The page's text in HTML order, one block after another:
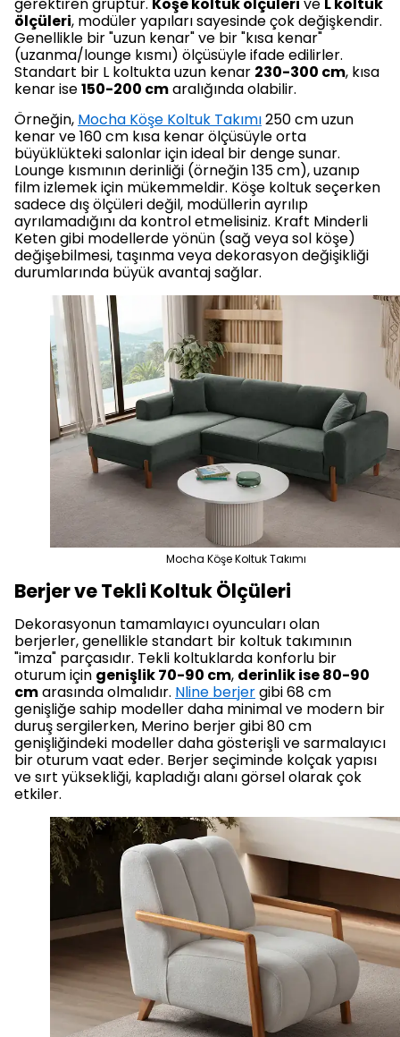
gerektiren gruptur. Köşe koltuk ölçüleri ve L koltuk
ölçüleri, modüler yapıları sayesinde çok değişkendir.
Genellikle bir "uzun kenar" ve bir "kısa kenar"
(uzanma/lounge kısmı) ölçüsüyle ifade edilirler.
Standart bir L koltukta uzun kenar 230-300 cm, kısa
kenar ise150-200 cmaralığında olabilir.
Örneğin, Mocha Köşe Koltuk Takımı250 cm uzun
kenar ve 160 cm kısa kenar ölçüsüyle orta
büyüklükteki salonlar için ideal bir denge sunar.
Lounge kısmının derinliği (örneğin 135 cm), uzanıp
film izlemek için mükemmeldir. Köşe koltuk seçerken
sadece dış ölçüleri değil, modüllerin ayrılıp
ayrılamadığını da kontrol etmelisiniz. Kraft Minderli
Keten gibi modellerde yönün (sağ veya sol köşe)
değişebilmesi, taşınma veya dekorasyon değişikliği
durumlarında büyük avantaj sağlar.
Mocha Köşe Koltuk Takımı
Berjer ve Tekli Koltuk Ölçüleri
Dekorasyonun tamamlayıcı oyuncuları olan
berjerler, genellikle standart bir koltuk takımının
"imza" parçasıdır. Tekli koltuklarda konforlu bir
oturum için genişlik 70-90 cm, derinlik ise 80-90
cmarasında olmalıdır. Nline berjergibi 68 cm
genişliğe sahip modeller daha minimal ve modern bir
duruş sergilerken, Merino berjer gibi 80 cm
genişliğindeki modeller daha gösterişli ve sarmalayıcı
bir oturum vaat eder. Berjer seçiminde kolçak yapısı
ve sırt yüksekliği, kapladığı alanı görsel olarak çok
etkiler.